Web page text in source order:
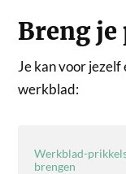
Breng
Je kan voor jezelf
werkblad:
Werkblad-
brengen